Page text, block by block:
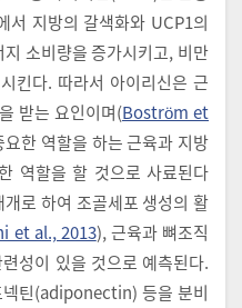
서 지방의 갈색화와 UCP1의
소비량을 증가시키고, 비만
킨다. 따라서 아이리신은 근
받는 요인이며(Bostrӧm et
한 역할을 하는 근육과 지방
역할을 할 것으로 사료된다
로 하여 조골세포 생성의 활
et al., 2013), 근육과 뼈조직
성이 있을 것으로 예측된다.
틴(adiponectin) 등을 분비